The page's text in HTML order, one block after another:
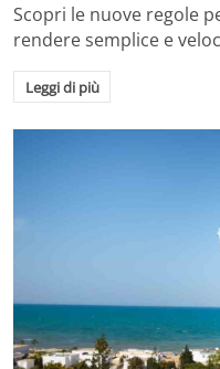
Scopri le nuove regole
rendere semplice e
Leggi di più